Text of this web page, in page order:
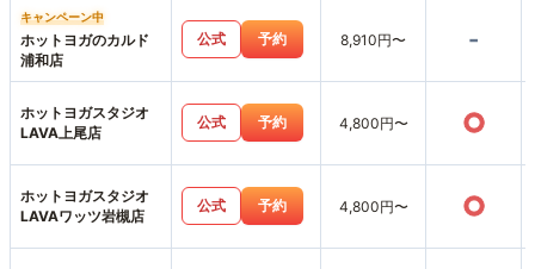
キャンペーン中
ホットヨガのカルド
浦和店
公式 予約 8,910円〜 -
ホットヨガスタジオ
LAVA上尾店
公式 予約 4,800円〜 ○
ホットヨガスタジオ
LAVAワッツ岩槻店
公式 予約 4,800円〜 ○